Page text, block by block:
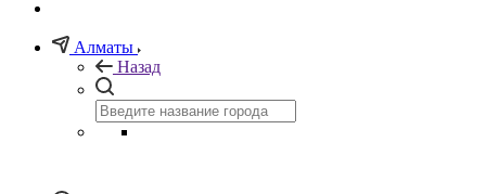
Алматы
Назад